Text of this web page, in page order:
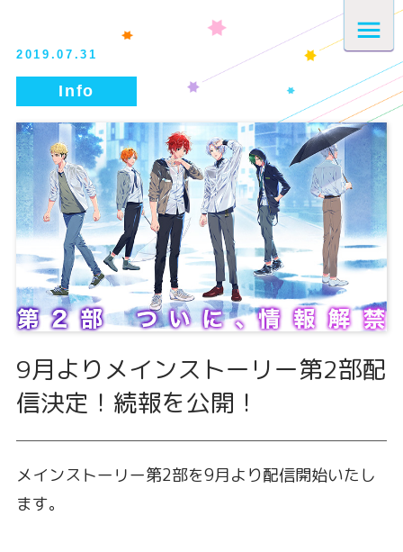
2019.07.31
9月よりメインストーリー第2部配
信決定！続報を公開！
メインストーリー第2部を9月より配信開始いたし
ます。